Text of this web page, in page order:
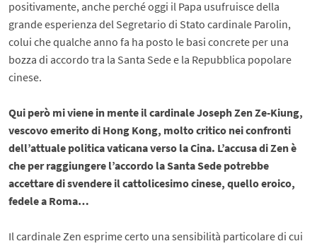
positivamente, anche perché oggi il Papa usufruisce della
grande esperienza del Segretario di Stato cardinale Parolin,
colui che qualche anno fa ha posto le basi concrete per una
bozza di accordo tra la Santa Sede e la Repubblica popolare
cinese.
Qui però mi viene in mente il cardinale Joseph Zen Ze-Kiung,
vescovo emerito di Hong Kong, molto critico nei confronti
dell’attuale politica vaticana verso la Cina. L’accusa di Zen è
che per raggiungere l’accordo la Santa Sede potrebbe
accettare di svendere il cattolicesimo cinese, quello eroico,
fedele a Roma…
Il cardinale Zen esprime certo una sensibilità particolare di cui